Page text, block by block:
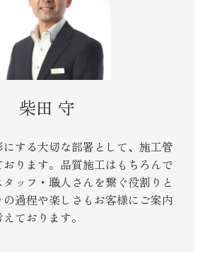
柴田 守
する大切な部署として、施工管
ります。品質施工はもちろんで
ッフ・職人さんを繋ぐ役割りと
過程や楽しさもお客様にご案内
ております。